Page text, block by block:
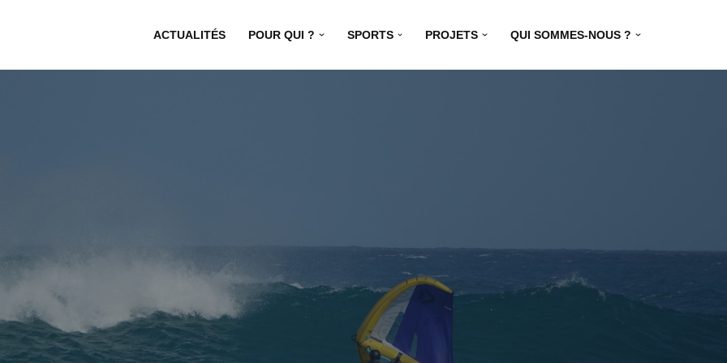
ACTUALITÉS POUR QUI ? SPORTS PROJETS QUI SOMMES-NOUS ?